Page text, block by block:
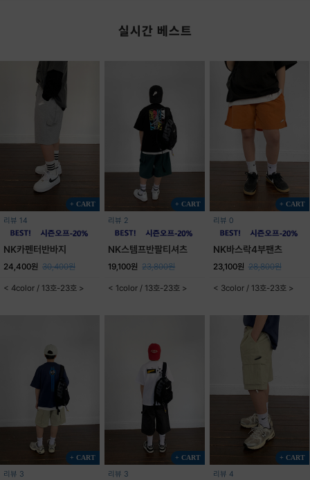
실시간 베스트
+ CART
리뷰 14
NK카펜터반바지
24,400원 30,400원
< 4color / 13호-23호 >
+ CART
리뷰 2
NK스템프반팔티셔츠
19,100원 23,800원
< 1color / 13호-23호 >
+ CART
리뷰 0
NK바스락4부팬츠
23,100원 28,800원
< 3color / 13호-23호 >
+ CART
리뷰 3
+ CART
리뷰 3
+ CART
리뷰 4